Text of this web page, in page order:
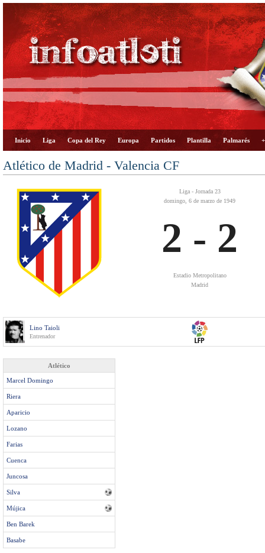
Inicio Liga Copa del Rey Europa Partidos Plantilla Palmarés
Atlético de Madrid - Valencia CF
Liga - Jornada 23
domingo, 6 de marzo de 1949
2 - 2
Estadio Metropolitano
Madrid
Lino Taioli
Entrenador
Atlético
Marcel Domingo
Riera
Aparicio
Lozano
Farias
Cuenca
Juncosa
Silva
Mújica
Ben Barek
Basabe